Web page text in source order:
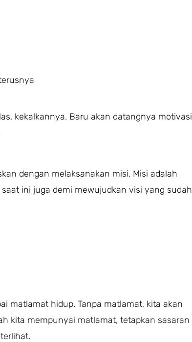
kekalkannya. Baru akan datangnya motivasi
dengan melaksanakan misi. Misi adalah
ini juga demi mewujudkan visi yang sudah
matlamat hidup. Tanpa matlamat, kita akan
kita mempunyai matlamat, tetapkan sasaran